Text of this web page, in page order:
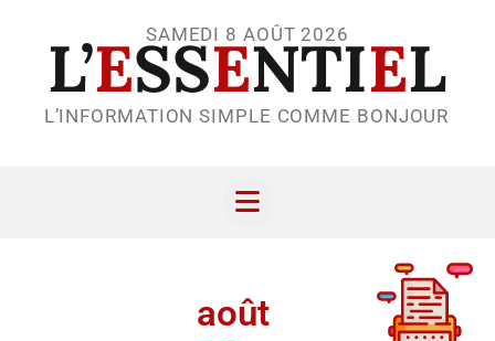
SAMEDI 8 AOÛT 2026
L’ESSENTIEL
L’INFORMATION SIMPLE COMME BONJOUR
août